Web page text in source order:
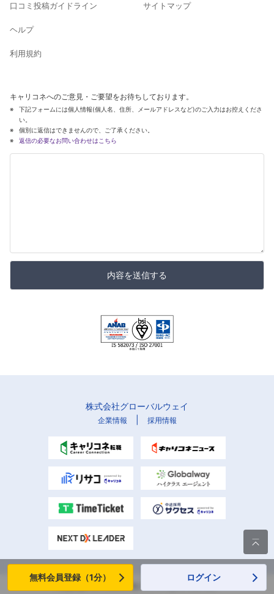
口コミ投稿ガイドライン
ヘルプ
利用規約
サイトマップ
キャリコネへのご意見・ご要望をお待ちしております。
下記フォームには個人情報(個人名、住所、メールアドレスなど)のご入力はお控えくださ
い。
個別に返信はできませんので、ご了承ください。
返信の必要なお問い合わせはこちら
内容を送信する
株式会社グローバルウェイ
企業情報 採用情報
Copyright (C) Globalway, Inc. All rights reserved.

無料会員登録（1分） ログイン